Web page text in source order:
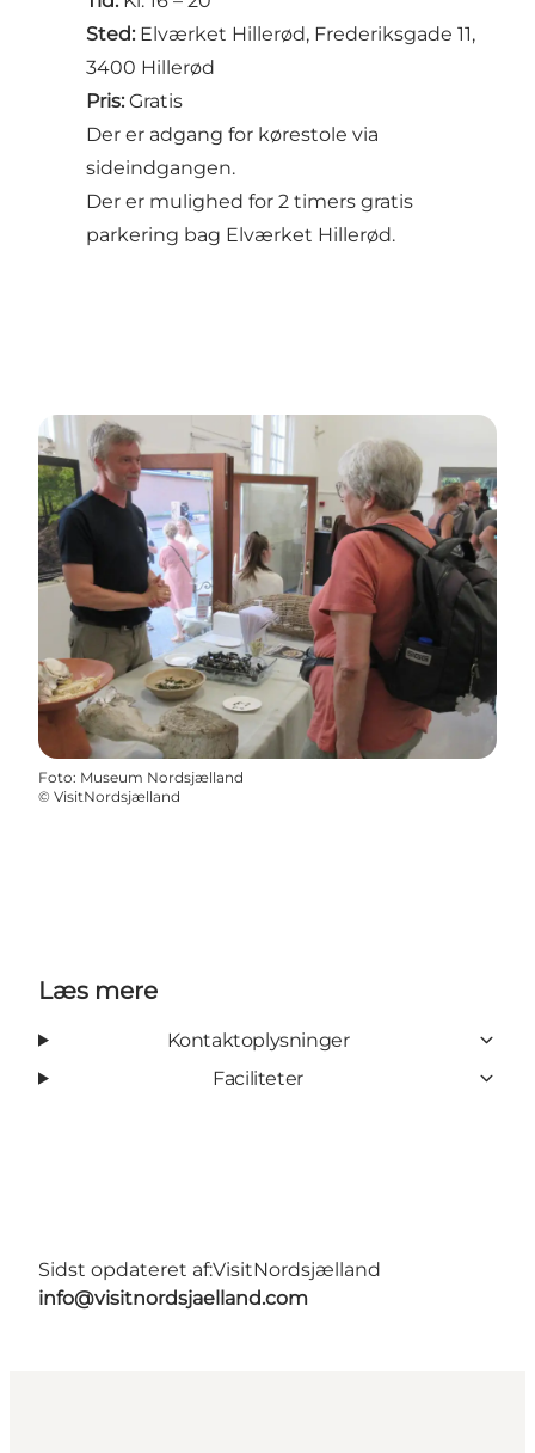
Sted: Elværket Hillerød, Frederiksgade 11,
3400 Hillerød
Pris: Gratis
Der er adgang for kørestole via
sideindgangen.
Der er mulighed for 2 timers gratis
parkering bag Elværket Hillerød.
Foto: Museum Nordsjælland
© VisitNordsjælland
Læs mere
Kontaktoplysninger
Faciliteter
Sidst opdateret af:VisitNordsjælland
info@visitnordsjaelland.com